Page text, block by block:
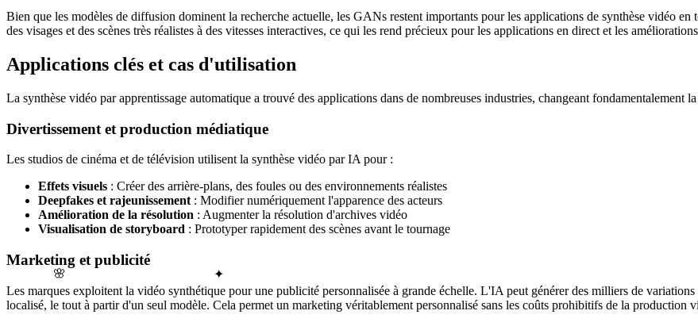
🌸 ✦
Bien que les modèles de diffusion dominent la recherche actuelle, les GANs restent importants pour les applications de synthèse vidéo
des visages et des scènes très réalistes à des vitesses interactives, ce qui les rend précieux pour les applications en direct et les
Applications clés et cas d'utilisation
La synthèse vidéo par apprentissage automatique a trouvé des applications dans de nombreuses industries, changeant fondamentalement
Divertissement et production médiatique
Les studios de cinéma et de télévision utilisent la synthèse vidéo par IA pour :
Effets visuels : Créer des arrière-plans, des foules ou des environnements réalistes
Deepfakes et rajeunissement : Modifier numériquement l'apparence des acteurs
Amélioration de la résolution : Augmenter la résolution d'archives vidéo
Visualisation de storyboard : Prototyper rapidement des scènes avant le tournage
Marketing et publicité
Les marques exploitent la vidéo synthétique pour une publicité personnalisée à grande échelle. L'IA peut générer des milliers de
localisé, le tout à partir d'un seul modèle. Cela permet un marketing véritablement personnalisé sans les coûts prohibitifs de la production